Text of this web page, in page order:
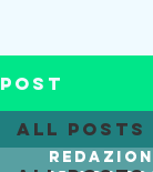
Post
All Posts